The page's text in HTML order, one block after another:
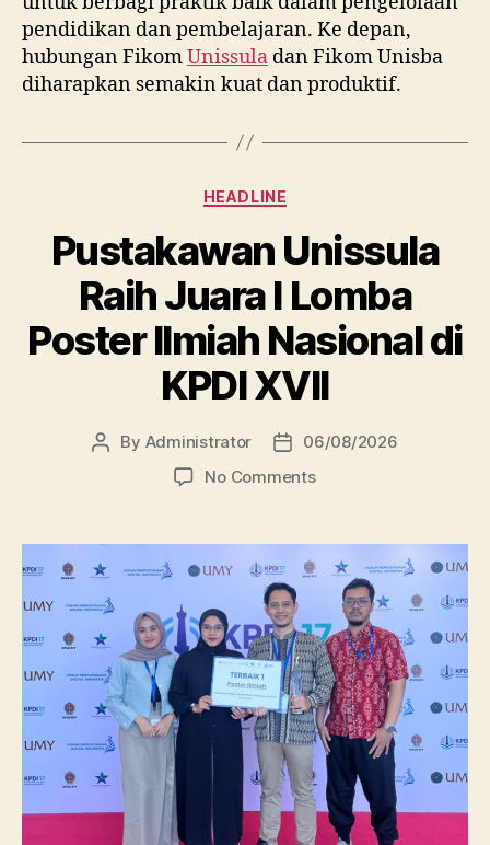
pendidikan dan pembelajaran. Ke depan,
hubungan FikomUnissula dan Fikom Unisba
diharapkan semakin kuat dan produktif.
Categories
HEADLINE
Pustakawan Unissula
Raih Juara I Lomba
Poster Ilmiah Nasional di
KPDI XVII
Post
By Administrator
Post
date
06/08/2026
No Commentson
Raih
Juara
Lomba
Poster
Ilmiah
Nasional
di
KPDI
XVII